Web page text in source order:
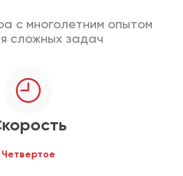
с многолетним опытом
сложных задач
Четвертое